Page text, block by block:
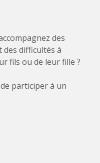
des
difficultés à
fils ou de leur fille ?
participer à un